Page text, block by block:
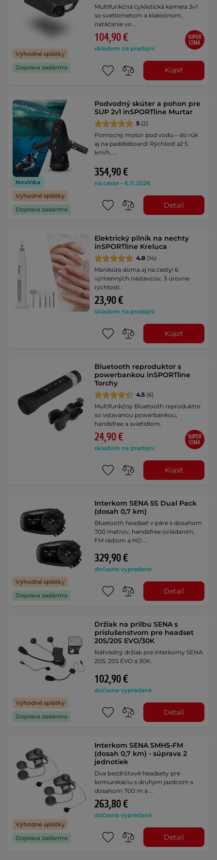
Výhodné splátky
Doprava zadarmo
Multifunkčná cyklistická kamera 3v1
so svetlometom a klaksónom,
natáčanie vo …
104,90 €
skladom na predajni
SUPER
CENA
Kúpiť
Novinka
Výhodné splátky
Doprava zadarmo
Podvodný skúter a pohon pre
SUP 2v1 inSPORTline Murtar
5 (2)
Pomocný motor pod vodu – do rúk
aj na paddleboard! Rýchlosť až 5
km/h, …
354,90 €
na ceste – 6.11.2026
Detail
Elektrický pilník na nechty
inSPORTline Kreluca
4.8 (14)
Manikúra doma aj na cesty! 6
výmenných nástavcov, 3 úrovne
rýchlosti.
23,90 €
skladom na predajni
Kúpiť
Bluetooth reproduktor s
powerbankou inSPORTline
Torchy
4.5 (6)
Multifunkčný Bluetooth reproduktor
so vstavanou powerbankou,
handsfree a svietidlom.
24,90 €
skladom na predajni
SUPER
CENA
Kúpiť
Výhodné splátky
Doprava zadarmo
Interkom SENA 5S Dual Pack
(dosah 0,7 km)
Bluetooth headset v páre s dosahom
700 metrov, handsfree ovládaním,
FM rádiom a HD …
329,90 €
dočasne vypredané
Detail
Výhodné splátky
Doprava zadarmo
Držiak na prilbu SENA s
príslušenstvom pre headset
20S/20S EVO/30K
Náhradný držiak pre interkomy SENA
20S, 20S EVO a 30K.
102,90 €
dočasne vypredané
Detail
Výhodné splátky
Doprava zadarmo
Interkom SENA SMH5-FM
(dosah 0,7 km) - súprava 2
jednotiek
Dva bezdrôtové headsety pre
komunikáciu s druhým jazdcom s
dosahom 700 m a …
263,80 €
dočasne vypredané
Detail